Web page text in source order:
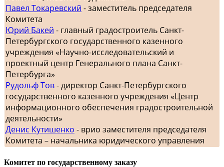
Павел Токаревский - заместитель председателя
Комитета
Юрий Бакей - главный градостроитель Санкт-
Петербургского государственного казенного
учреждения «Научно-исследовательский и
проектный центр Генерального плана Санкт-
Петербурга»
Рудольф Тов- директор Санкт-Петербургского
государственного казенного учреждения «Центр
информационного обеспечения градостроительной
деятельности»
Денис Кутишенко - врио заместителя председателя
Комитета – начальника юридического управления
Комитет по государственному заказу